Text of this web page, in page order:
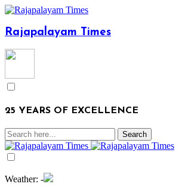
Rajapalayam Times
25 YEARS OF EXCELLENCE
Weather: -